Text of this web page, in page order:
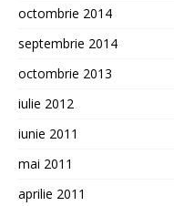
octombrie 2014
septembrie 2014
octombrie 2013
iulie 2012
iunie 2011
mai 2011
aprilie 2011